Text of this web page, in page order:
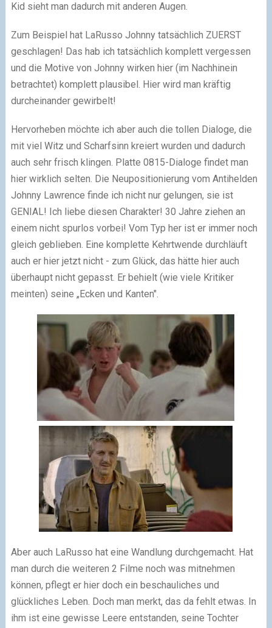
Kid sieht man dadurch mit anderen Augen.
Zum Beispiel hat LaRusso Johnny tatsächlich ZUERST
geschlagen! Das hab ich tatsächlich komplett vergessen
und die Motive von Johnny wirken hier (im Nachhinein
betrachtet) komplett plausibel. Hier wird man kräftig
durcheinander gewirbelt!
Hervorheben möchte ich aber auch die tollen Dialoge, die
mit viel Witz und Scharfsinn kreiert wurden und dadurch
auch sehr frisch klingen. Platte 0815-Dialoge findet man
hier wirklich selten. Die Neupositionierung vom Antihelden
Johnny Lawrence finde ich nicht nur gelungen, sie ist
GENIAL! Ich liebe diesen Charakter! 30 Jahre ziehen an
einem nicht spurlos vorbei! Vom Typ her ist er immer noch
gleich geblieben. Eine komplette Kehrtwende durchläuft
auch er hier jetzt nicht - zum Glück, das hätte hier auch
überhaupt nicht gepasst. Er behielt (wie viele Kritiker
meinten) seine „Ecken und Kanten".
Aber auch LaRusso hat eine Wandlung durchgemacht. Hat
man durch die weiteren 2 Filme noch was mitnehmen
können, pflegt er hier doch ein beschauliches und
glückliches Leben. Doch man merkt, das da fehlt etwas. In
ihm ist eine gewisse Leere entstanden, seine Tochter